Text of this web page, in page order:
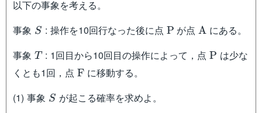
以下の事象を考える。
事象 S
S : 操作を10回行なった後に点 \mathrm{P}
P が点A にある。
事象 T
T : 1回目から10回目の操作によって，点P は少な
くとも1回，点 \mathrm{F}
F に移動する。
(1) 事象 S
S が起こる確率を求めよ。